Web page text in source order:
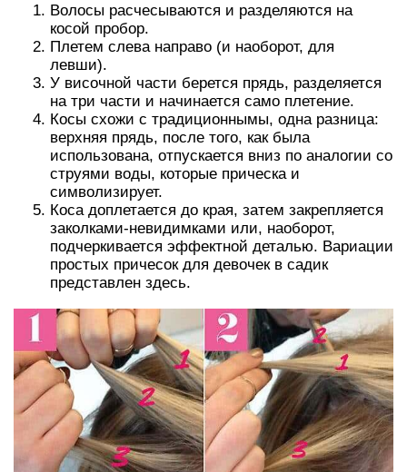
Волосы расчесываются и разделяются на
косой пробор.
Плетем слева направо (и наоборот, для
левши).
У височной части берется прядь, разделяется
на три части и начинается само плетение.
Косы схожи с традиционнымы, одна разница:
верхняя прядь, после того, как была
использована, отпускается вниз по аналогии со
струями воды, которые прическа и
символизирует.
Коса доплетается до края, затем закрепляется
заколками-невидимками или, наоборот,
подчеркивается эффектной деталью. Вариации
простых причесок для девочек в садик
представлен здесь.